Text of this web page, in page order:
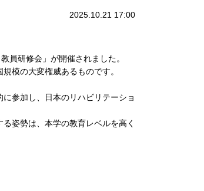
2025.10.21 17:00
員研修会」が開催されました。
模の大変権威あるものです。
参加し、日本のリハビリテーショ
姿勢は、本学の教育レベルを高く